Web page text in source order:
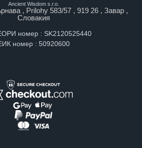
Ancient Wisdom s.r.o.
, Prilohy 583/57 , 919 26 , Завар ,
Словакия
номер : SK2120525440
номер : 50920600